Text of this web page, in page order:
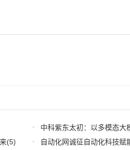
中科紫东太初：以多模态大
(5) 自动化网诚征自动化科技赋